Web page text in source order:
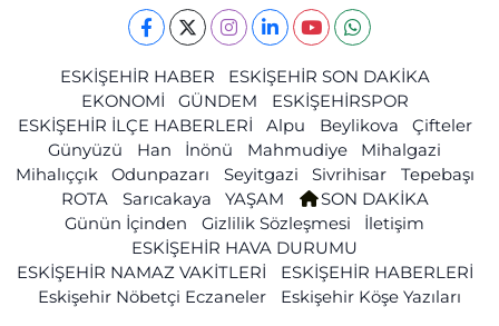
ESKİŞEHİR HABER
ESKİŞEHİR SON DAKİKA
EKONOMİ
GÜNDEM
ESKİŞEHİRSPOR
ESKİŞEHİR İLÇE HABERLERİ
Alpu Beylikova
Çifteler
Günyüzü
Han İnönü Mahmudiye
Mihalgazi
Mihalıççık
Odunpazarı Seyitgazi Sivrihisar
Tepebaşı
ROTA
Sarıcakaya YAŞAM
SON DAKİKA
Günün İçinden
Gizlilik Sözleşmesi
İletişim
ESKİŞEHİR HAVA DURUMU
ESKİŞEHİR NAMAZ VAKİTLERİ
ESKİŞEHİR HABERLERİ
Eskişehir Nöbetçi Eczaneler
Eskişehir Köşe Yazıları